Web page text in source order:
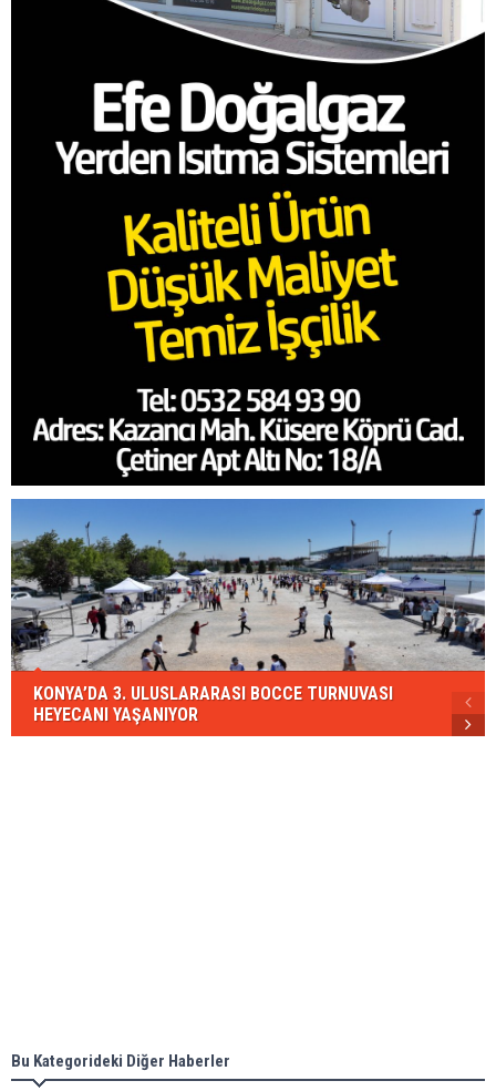
KONYA’DA 3. ULUSLARARASI BOCCE TURNUVASI
HEYECANI YAŞANIYOR
Bu Kategorideki Diğer Haberler